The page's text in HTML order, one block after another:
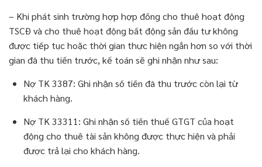
– Khi phát sinh trường hợp hợp đồng cho thuê hoạt động
TSCĐ và cho thuê hoạt động bất động sản đầu tư không
được tiếp tục hoặc thời gian thực hiện ngắn hơn so với thời
gian đã thu tiền trước, kế toán sẽ ghi nhận như sau:
Nợ TK 3387: Ghi nhận số tiền đã thu trước còn lại từ
khách hàng.
Nợ TK 33311: Ghi nhận số tiền thuế GTGT của hoạt
động cho thuê tài sản không được thực hiện và phải
được trả lại cho khách hàng.